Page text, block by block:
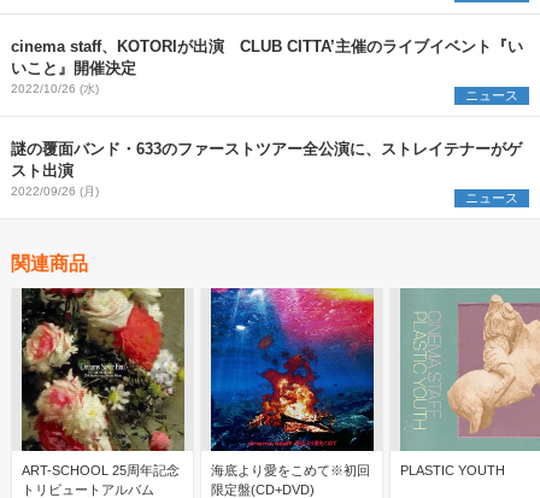
cinema staff、KOTORIが出演 CLUB CITTA’主催のライブイベント『い
いこと』開催決定
2022/10/26 (水) ニュース
謎の覆面バンド・633のファーストツアー全公演に、ストレイテナーがゲ
スト出演
2022/09/26 (月) ニュース
関連商品
ART-SCHOOL 25周年記念
トリビュートアルバム
海底より愛をこめて※初回
限定盤(CD+DVD)
PLASTIC YOUTH